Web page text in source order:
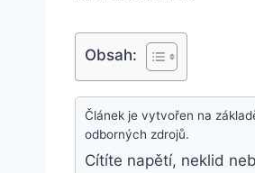
Obsah:
Článek je vytvořen na
odborných zdrojů.
Cítíte napětí, neklid